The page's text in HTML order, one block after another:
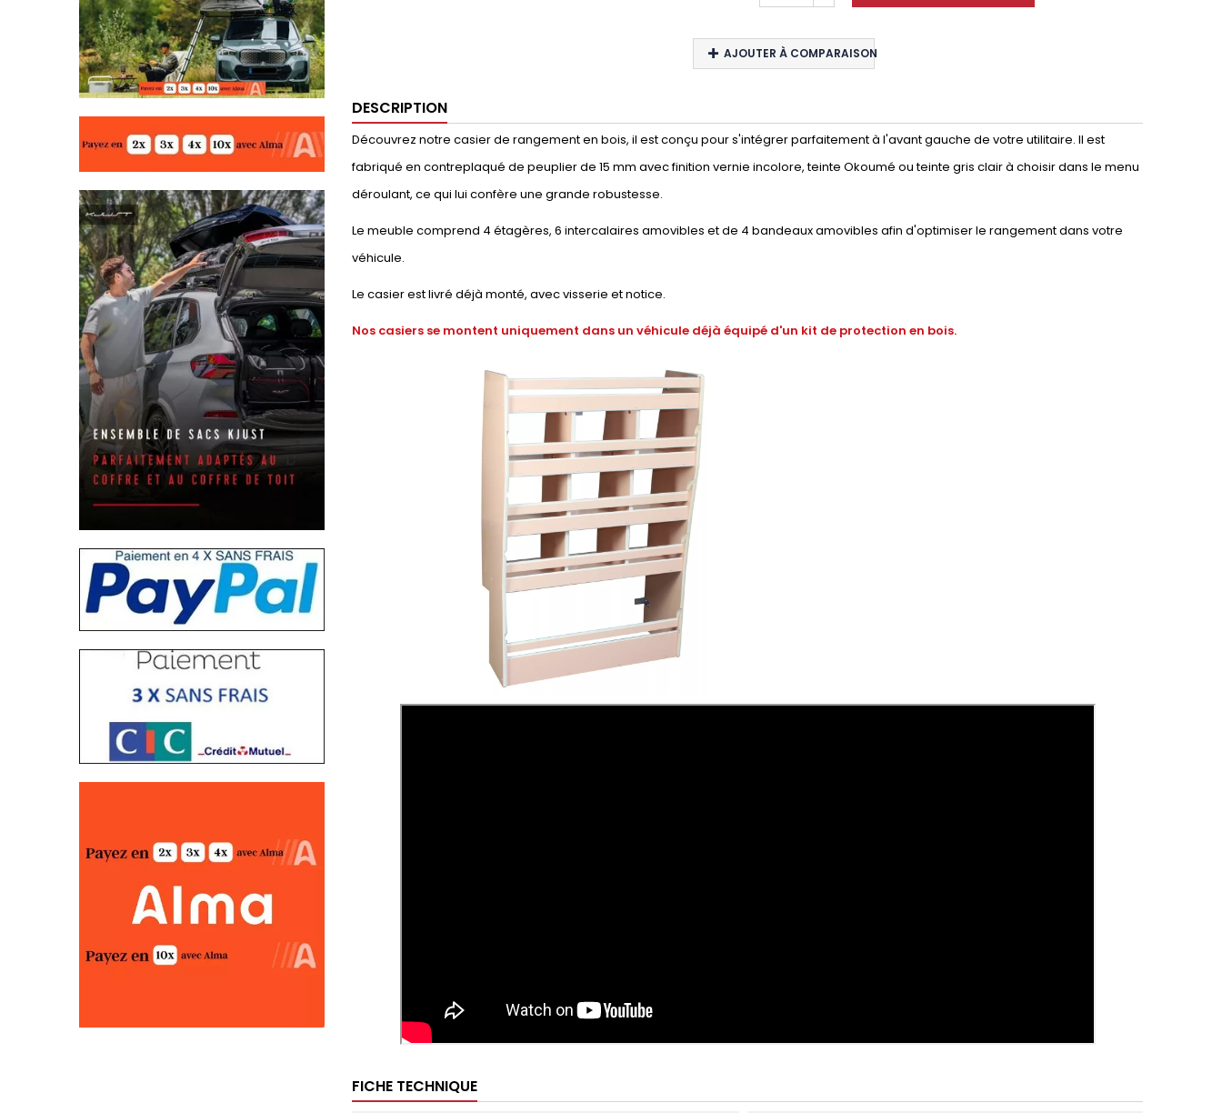
AJOUTER À COMPARAISON
DESCRIPTION
Découvrez notre casier de rangement en bois, il est conçu pour s'intégrer parfaitement à l'avant gauche de votre utilitaire. Il est
fabriqué en contreplaqué de peuplier de 15 mm avec finition vernie incolore, teinte Okoumé ou teinte gris clair à choisir dans le menu
déroulant, ce qui lui confère une grande robustesse.
Le meuble comprend 4 étagères, 6 intercalaires amovibles et de 4 bandeaux amovibles afin d'optimiser le rangement dans votre
véhicule.
Le casier est livré déjà monté, avec visserie et notice.
Nos casiers se montent uniquement dans un véhicule déjà équipé d'un kit de protection en bois.
FICHE TECHNIQUE